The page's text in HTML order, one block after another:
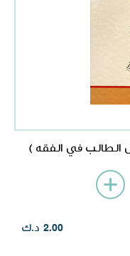
الطالب في الفقه )
2.00 د.ك